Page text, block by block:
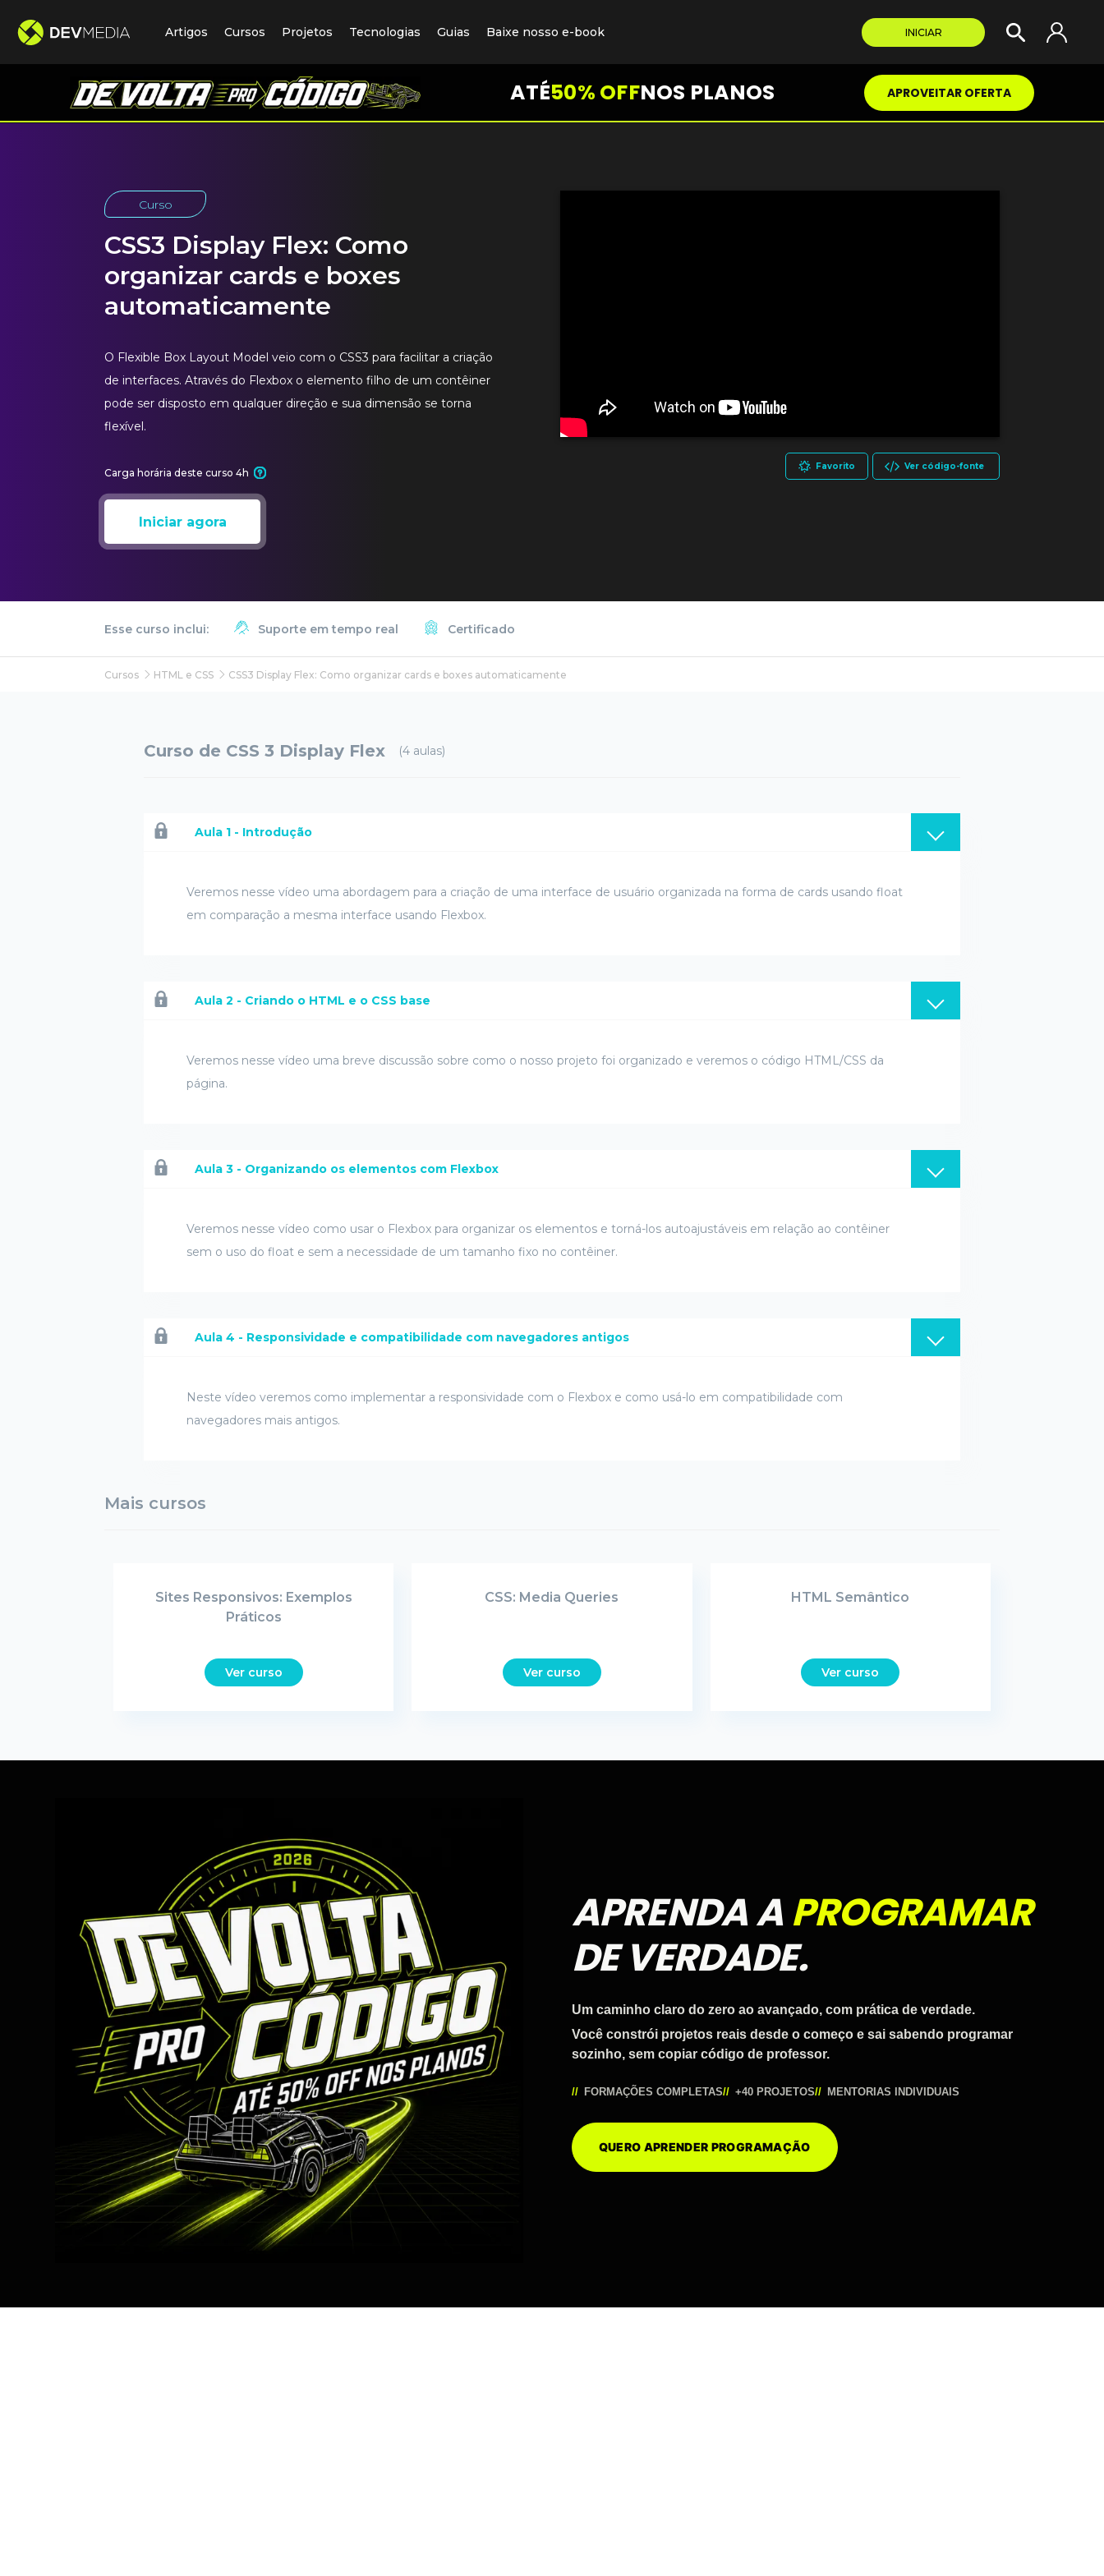
Artigos Cursos Projetos Tecnologias Guias Baixe nosso e-book INICIAR
ATÉ50% OFFNOS PLANOS APROVEITAR OFERTA
Curso
CSS3 Display Flex: Como
organizar cards e boxes
automaticamente
O Flexible Box Layout Model veio com o CSS3 para facilitar a criação
de interfaces. Através do Flexbox o elemento filho de um contêiner
pode ser disposto em qualquer direção e sua dimensão se torna
flexível.
Iniciar agora
Carga horária deste curso 4h
Favorito Ver código-fonte
Esse curso inclui: Suporte em tempo real Certificado
Cursos HTML e CSS CSS3 Display Flex: Como organizar cards e boxes automaticamente
Curso de CSS 3 Display Flex (4 aulas)
Aula 1 - Introdução
Veremos nesse vídeo uma abordagem para a criação de uma interface de usuário organizada na forma de cards usando float
em comparação a mesma interface usando Flexbox.
Aula 2 - Criando o HTML e o CSS base
Veremos nesse vídeo uma breve discussão sobre como o nosso projeto foi organizado e veremos o código HTML/CSS da
página.
Aula 3 - Organizando os elementos com Flexbox
Veremos nesse vídeo como usar o Flexbox para organizar os elementos e torná-los autoajustáveis em relação ao contêiner
sem o uso do float e sem a necessidade de um tamanho fixo no contêiner.
Aula 4 - Responsividade e compatibilidade com navegadores antigos
Neste vídeo veremos como implementar a responsividade com o Flexbox e como usá-lo em compatibilidade com
navegadores mais antigos.
Mais cursos
Sites Responsivos: Exemplos
Práticos
Ver curso
CSS: Media Queries
Ver curso
HTML Semântico
Ver curso
APRENDA APROGRAMAR
DE VERDADE.
Um caminho claro do zero ao avançado, com prática de verdade.
Você constrói projetos reais desde o começo e sai sabendo programar
sozinho, sem copiar código de professor.
FORMAÇÕES COMPLETAS +40 PROJETOS MENTORIAS INDIVIDUAIS
QUERO APRENDER PROGRAMAÇÃO